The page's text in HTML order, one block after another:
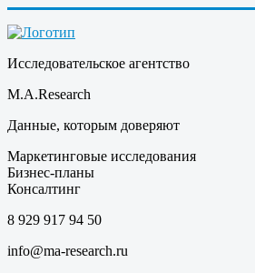
Исследовательское агентство
M.A.Research
Данные, которым доверяют
Маркетинговые исследования
Бизнес-планы
Консалтинг
8 929 917 94 50
info@ma-research.ru